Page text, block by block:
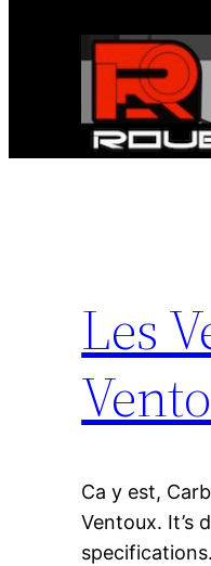
Les
Ca y est,
Ventoux. It’s